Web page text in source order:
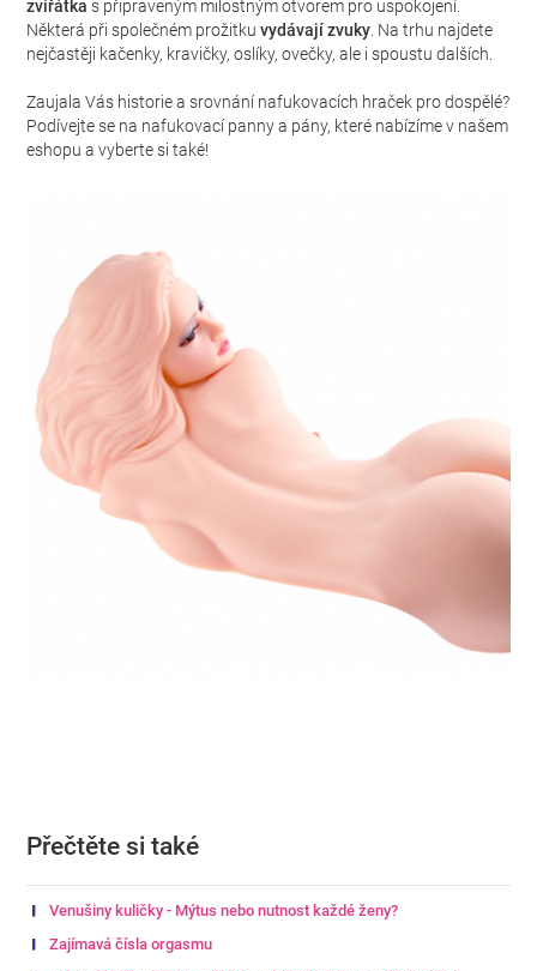
zvířátka s připraveným milostným otvorem pro uspokojení.
Některá při společném prožitku vydávají zvuky. Na trhu najdete
nejčastěji kačenky, kravičky, oslíky, ovečky, ale i spoustu dalších.
Zaujala Vás historie a srovnání nafukovacích hraček pro dospělé?
Podívejte se na nafukovací panny a pány, které nabízíme v našem
eshopu a vyberte si také!
Přečtěte si také
Venušiny kuličky - Mýtus nebo nutnost každé ženy?
Zajímavá čísla orgasmu